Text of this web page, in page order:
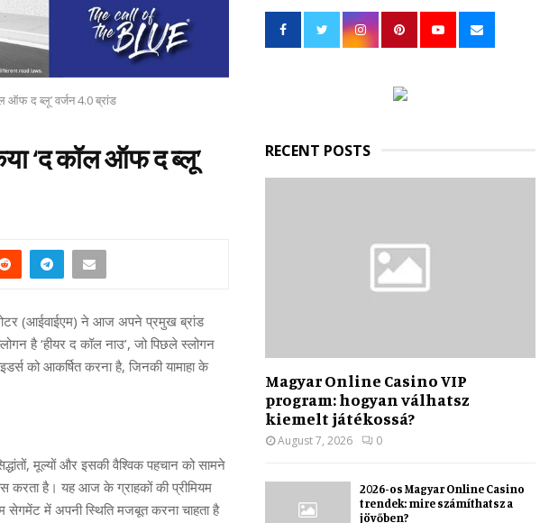
ऑफ द ब्लू’ वर्जन 4.0 ब्रांड
‘द कॉल ऑफ द ब्लू’
(आईवाईएम) ने आज अपने प्रमुख ब्रांड
है ‘हीयर द कॉल नाउ’, जो पिछले स्लोगन
को आकर्षित करना है, जिनकी यामाहा के
मूल्यों और इसकी वैश्विक पहचान को सामने
करता है। यह आज के ग्राहकों की प्रीमियम
सेगमेंट में अपनी स्थिति मजबूत करना चाहता है
o
RECENT POSTS
Magyar Online Casino VIP
program: hogyan válhatsz
kiemelt játékossá?
August 7, 2026 0
2026-os Magyar Online Casino
trendek: mire számíthatsz a
jövőben?